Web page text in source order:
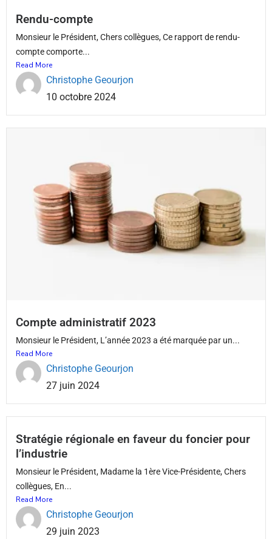
Rendu-compte
Monsieur le Président, Chers collègues, Ce rapport de rendu-
compte comporte...
Read More
Christophe Geourjon
10 octobre 2024
Compte administratif 2023
Monsieur le Président, L’année 2023 a été marquée par un...
Read More
Christophe Geourjon
27 juin 2024
Stratégie régionale en faveur du foncier pour
l’industrie
Monsieur le Président, Madame la 1ère Vice-Présidente, Chers
collègues, En...
Read More
Christophe Geourjon
29 juin 2023